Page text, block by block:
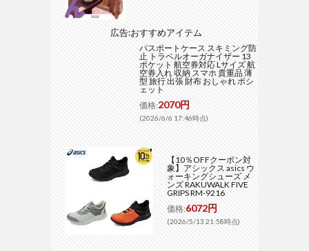
広告:おすすめアイテム
パスポートケース スキミング防
止 トラベルオーガナイザー 13
ポケット 航空券対応 Lサイズ 航
空券入れ 収納 スマホ 貴重品 薄
型 旅行 出張 財布 おしゃれ ポシ
ェット
価格:2070円
(2026/6/6 17:46時点)
【10％OFFクーポン対
象】アシックス asics ウ
ォーキングシューズ メ
ンズ RAKUWALK FIVE
GRIPS RM-9216
価格:6072円
(2026/5/13 21:58時点)